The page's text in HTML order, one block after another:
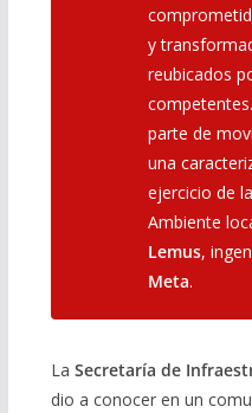
y
reubicados
parte de
una
ejercicio de
Ambiente
Lemus,
Meta.
La Secretaría de
dio a conocer en un